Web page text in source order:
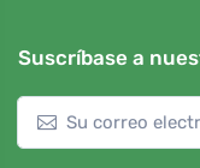
Suscríbase a